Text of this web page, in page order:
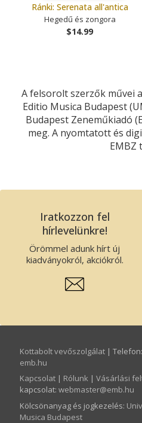
Ránki: Serenata all'antica
Hegedű és zongora
$14.99
A felsorolt szerzők művei
Editio Musica Budapest
Budapest Zeneműkiadó
meg. A nyomtatott és
EMBZ
Iratkozzon fel
hírlevelünkre!
Örömmel adunk hírt új
kiadványokról, akciókról.
Kottabolt vevőszolgálat |
emb.hu
Kapcsolat | Rólunk | Vásárlási
kapcsolat: webmaster­@­emb.hu
Kölcsönanyag és jogkezelés:
Musica Budapest